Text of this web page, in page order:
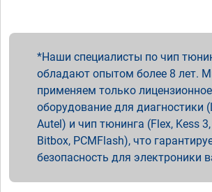
Наши специалисты по чип
обладают опытом более 8 лет.
применяем только лицензионное
оборудование для диагностики
Autel) и чип тюнинга (Flex, Kess
Bitbox, PCMFlash), что
безопасность для электроники